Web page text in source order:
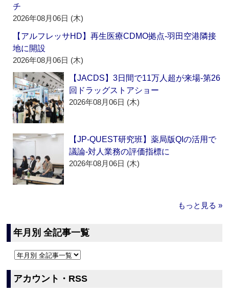
チ
2026年08月06日 (木)
【アルフレッサHD】再生医療CDMO拠点‐羽田空港隣接
地に開設
2026年08月06日 (木)
【JACDS】3日間で11万人超が来場‐第26
回ドラッグストアショー
2026年08月06日 (木)
【JP-QUEST研究班】薬局版QIの活用で
議論‐対人業務の評価指標に
2026年08月06日 (木)
もっと見る »
年月別 全記事一覧
アカウント・RSS